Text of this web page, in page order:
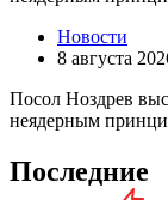
Новости
8 августа
Посол Ноздрев
неядерным
Последние